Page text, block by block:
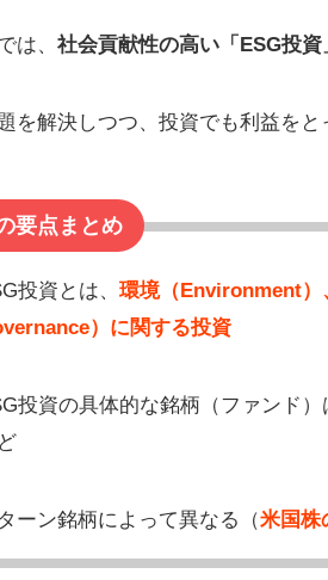
は、 社会貢献性の高い「ESG投
を解決しつつ、投資でも利益をと
要点まとめ
投資とは、 環境（Environment）
）に関する投資
投資の具体的な銘柄（ファンド
ーン銘柄によって異なる（米国株